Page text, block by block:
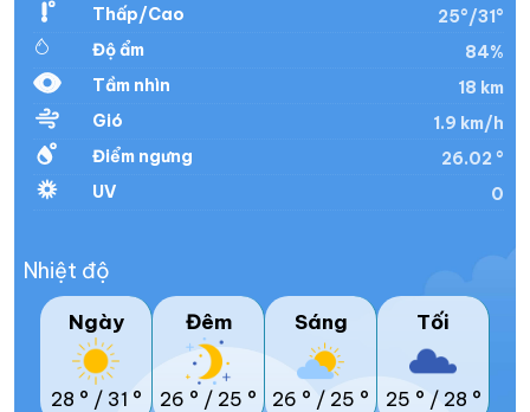
Thấp/Cao
25°/31°
Độ ẩm
84%
Tầm nhìn
18 km
Gió
1.9 km/h
Điểm ngưng
26.02 °
UV
0
Nhiệt độ
Ngày
28 ° / 31 °
Đêm
26 ° / 25 °
Sáng
26 ° / 25 °
Tối
25 ° / 28 °